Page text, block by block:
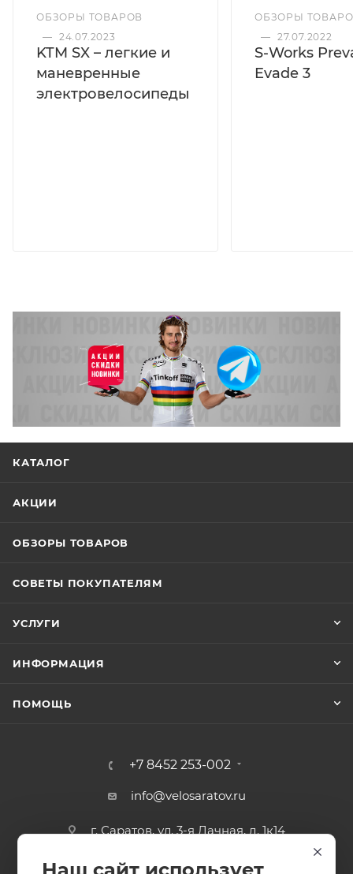
ОБЗОРЫ ТОВАРОВ
— 24.07.2023
KTM SX – легкие и
маневренные
электровелосипеды
ОБЗОРЫ
— 27.07.2022
S-Works
Evade 3
КАТАЛОГ
АКЦИИ
ОБЗОРЫ ТОВАРОВ
СОВЕТЫ ПОКУПАТЕЛЯМ
УСЛУГИ
ИНФОРМАЦИЯ
ПОМОЩЬ
+7 8452 253-002
info@velosaratov.ru
г. Саратов, ул. 3-я Дачная, д. 1к14